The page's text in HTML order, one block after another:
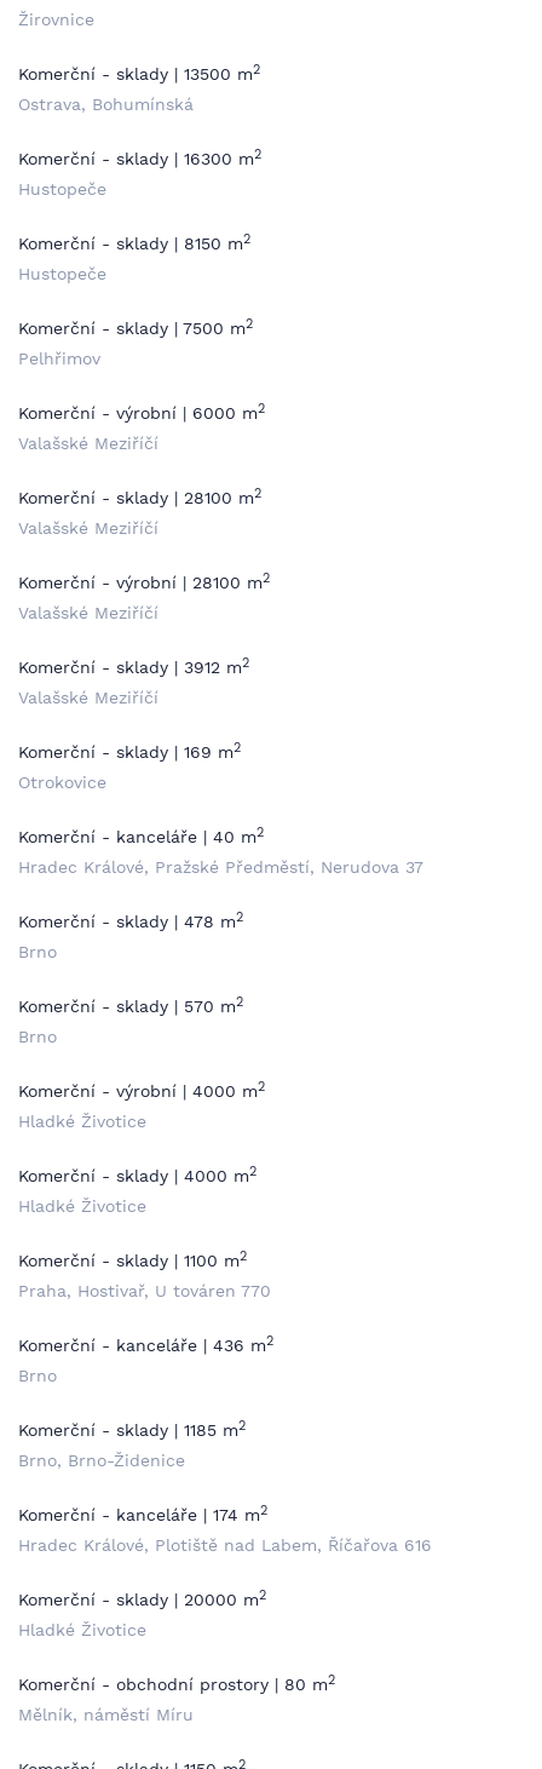
Žirovnice
Komerční - sklady | 13500 m2
Ostrava, Bohumínská
Komerční - sklady | 16300 m2
Hustopeče
Komerční - sklady | 8150 m2
Hustopeče
Komerční - sklady | 7500 m2
Pelhřimov
Komerční - výrobní | 6000 m2
Valašské Meziříčí
Komerční - sklady | 28100 m2
Valašské Meziříčí
Komerční - výrobní | 28100 m2
Valašské Meziříčí
Komerční - sklady | 3912 m2
Valašské Meziříčí
Komerční - sklady | 169 m2
Otrokovice
Komerční - kanceláře | 40 m2
Hradec Králové, Pražské Předměstí, Nerudova 37
Komerční - sklady | 478 m2
Brno
Komerční - sklady | 570 m2
Brno
Komerční - výrobní | 4000 m2
Hladké Životice
Komerční - sklady | 4000 m2
Hladké Životice
Komerční - sklady | 1100 m2
Praha, Hostivař, U továren 770
Komerční - kanceláře | 436 m2
Brno
Komerční - sklady | 1185 m2
Brno, Brno-Židenice
Komerční - kanceláře | 174 m2
Hradec Králové, Plotiště nad Labem, Říčařova 616
Komerční - sklady | 20000 m2
Hladké Životice
Komerční - obchodní prostory | 80 m2
Mělník, náměstí Míru
2